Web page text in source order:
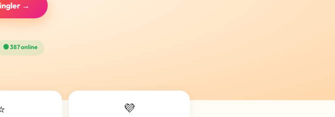
→
🟢 387 online
💜